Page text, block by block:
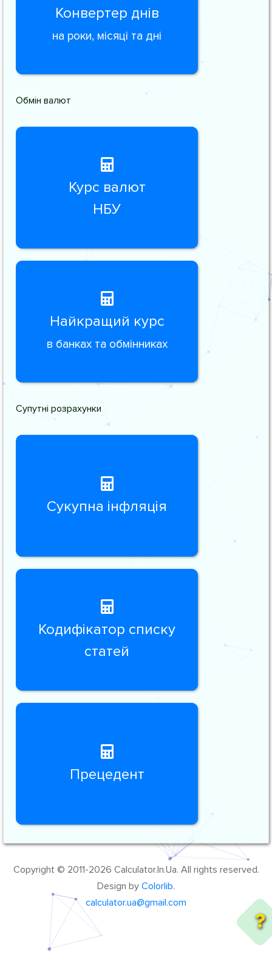
Конвертер днів
на роки, місяці та дні
Обмін валют
Курс валют
НБУ
Найкращий курс
в банках та обмінниках
Супутні розрахунки
Сукупна інфляція
Кодифікатор списку
статей
Прецедент
Copyright © 2011-2026 Calculator.In.Ua. All rights reserved.
Design by Colorlib.
calculator.ua@gmail.com